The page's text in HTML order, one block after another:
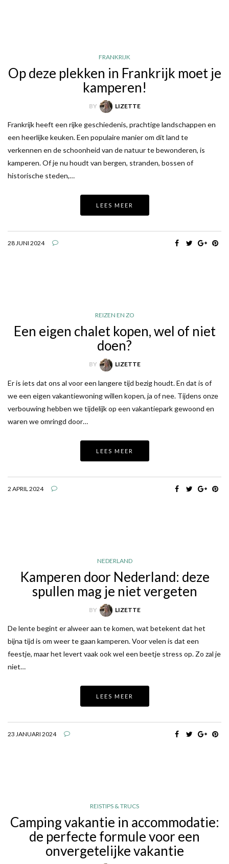
FRANKRIJK
Op deze plekken in Frankrijk moet je
kamperen!
BY LIZETTE
Frankrijk heeft een rijke geschiedenis, prachtige landschappen en
een heerlijke keuken. Een populaire manier om dit land te
verkennen en de schoonheid van de natuur te bewonderen, is
kamperen. Of je nu houdt van bergen, stranden, bossen of
historische steden,…
LEES MEER
28 JUNI 2024
REIZEN EN ZO
Een eigen chalet kopen, wel of niet
doen?
BY LIZETTE
Er is iets dat ons al voor een langere tijd bezig houdt. En dat is of
we een eigen vakantiewoning willen kopen, ja of nee. Tijdens onze
verbouwing hebben we tijdelijk op een vakantiepark gewoond en
waren we omringd door…
LEES MEER
2 APRIL 2024
NEDERLAND
Kamperen door Nederland: deze
spullen mag je niet vergeten
BY LIZETTE
De lente begint er alweer aan te komen, wat betekent dat het
bijna tijd is om weer te gaan kamperen. Voor velen is dat een
feestje, maar het levert vaak ook wel een beetje stress op. Zo zal je
niet…
LEES MEER
23 JANUARI 2024
REISTIPS & TRUCS
Camping vakantie in accommodatie:
de perfecte formule voor een
onvergetelijke vakantie